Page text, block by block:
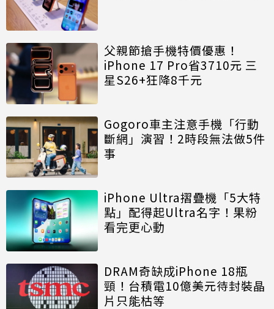
父親節搶手機特價優惠！
iPhone 17 Pro省3710元 三
星S26+狂降8千元
Gogoro車主注意手機「行動
斷網」演習！2時段無法做5件
事
iPhone Ultra摺疊機「5大特
點」配得起Ultra名字！果粉
看完更心動
DRAM奇缺成iPhone 18瓶
頸！台積電10億美元待封裝晶
片只能枯等